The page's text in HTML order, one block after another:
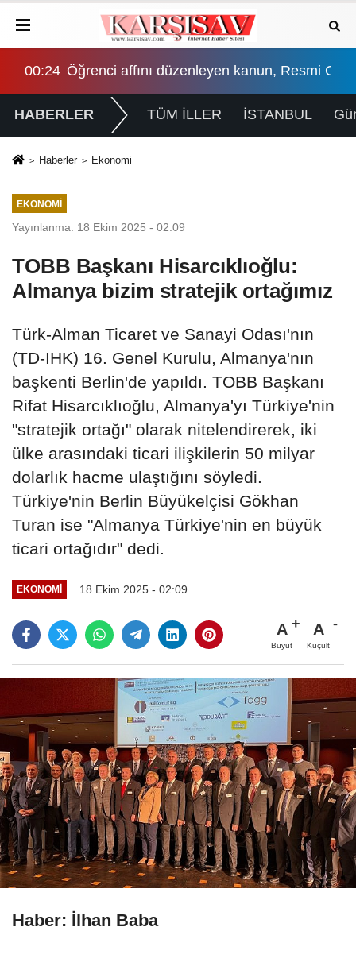
sahne oldu
00:24 Öğrenci affını düzenleyen kanun, Resmi
HABERLER TÜM İLLER İSTANBUL
Haberler Ekonomi
EKONOMI
Yayınlanma: 18 Ekim 2025 - 02:09
TOBB Başkanı Hisarcıklıoğlu:
Almanya bizim stratejik ortağımız
Türk-Alman Ticaret ve Sanayi Odası'nın
(TD-IHK) 16. Genel Kurulu, Almanya'nın
başkenti Berlin'de yapıldı. TOBB Başkanı
Rifat Hisarcıklıoğlu, Almanya'yı Türkiye'nin
"stratejik ortağı" olarak nitelendirerek, iki
ülke arasındaki ticari ilişkilerin 50 milyar
dolarlık hacme ulaştığını söyledi.
Türkiye'nin Berlin Büyükelçisi Gökhan
Turan ise "Almanya Türkiye'nin en büyük
ticari ortağıdır" dedi.
EKONOMI 18 Ekim 2025 - 02:09
A
Büyüt
A
Küçült
Haber: İlhan Baba